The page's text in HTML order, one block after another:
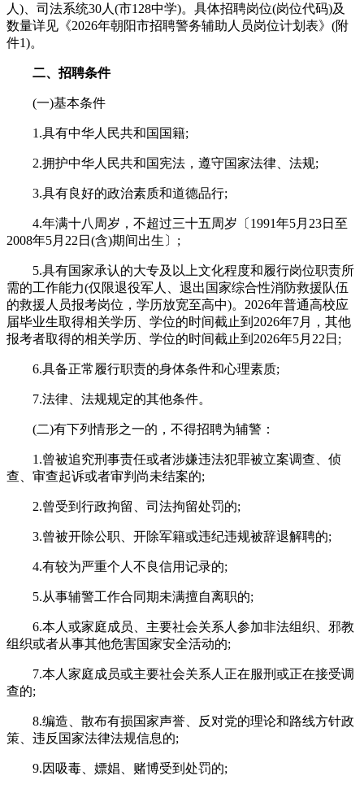
人)、司法系统30人(市128中学)。具体招聘岗位(岗位代码)及
数量详见《2026年朝阳市招聘警务辅助人员岗位计划表》(附
件1)。
二、招聘条件
(一)基本条件
1.具有中华人民共和国国籍;
2.拥护中华人民共和国宪法，遵守国家法律、法规;
3.具有良好的政治素质和道德品行;
4.年满十八周岁，不超过三十五周岁〔1991年5月23日至
2008年5月22日(含)期间出生〕;
5.具有国家承认的大专及以上文化程度和履行岗位职责所
需的工作能力(仅限退役军人、退出国家综合性消防救援队伍
的救援人员报考岗位，学历放宽至高中)。2026年普通高校应
届毕业生取得相关学历、学位的时间截止到2026年7月，其他
报考者取得的相关学历、学位的时间截止到2026年5月22日;
6.具备正常履行职责的身体条件和心理素质;
7.法律、法规规定的其他条件。
(二)有下列情形之一的，不得招聘为辅警：
1.曾被追究刑事责任或者涉嫌违法犯罪被立案调查、侦
查、审查起诉或者审判尚未结案的;
2.曾受到行政拘留、司法拘留处罚的;
3.曾被开除公职、开除军籍或违纪违规被辞退解聘的;
4.有较为严重个人不良信用记录的;
5.从事辅警工作合同期未满擅自离职的;
6.本人或家庭成员、主要社会关系人参加非法组织、邪教
组织或者从事其他危害国家安全活动的;
7.本人家庭成员或主要社会关系人正在服刑或正在接受调
查的;
8.编造、散布有损国家声誉、反对党的理论和路线方针政
策、违反国家法律法规信息的;
9.因吸毒、嫖娼、赌博受到处罚的;